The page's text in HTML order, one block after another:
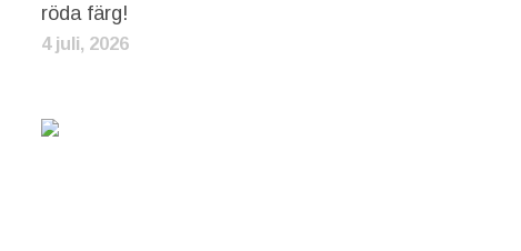
röda färg!
4 juli, 2026